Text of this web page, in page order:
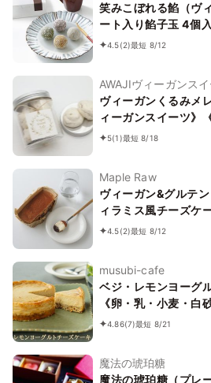
笑みこぼれる餡（ヴ
ート入り餡子玉 4個
スイーツ》
4.5(2)最短 8/12
AWAJIヴィーガンス
ヴィーガンくるみメ
ィーガンスイーツ》
《アレルギー考慮》
5(1)最短 8/18
Maple Raw
ヴィーガン&グルテ
ィラミス風チーズケ
イーツ》
4.5(2)最短 8/12
musubi-cafe
ベジ・レモンヨーグ
《卵・乳・小麦・白
ーガンスイーツ・ヴ
4.86(7)最短 8/21
魔法の琥珀糖
魔法の琥珀糖（プレ